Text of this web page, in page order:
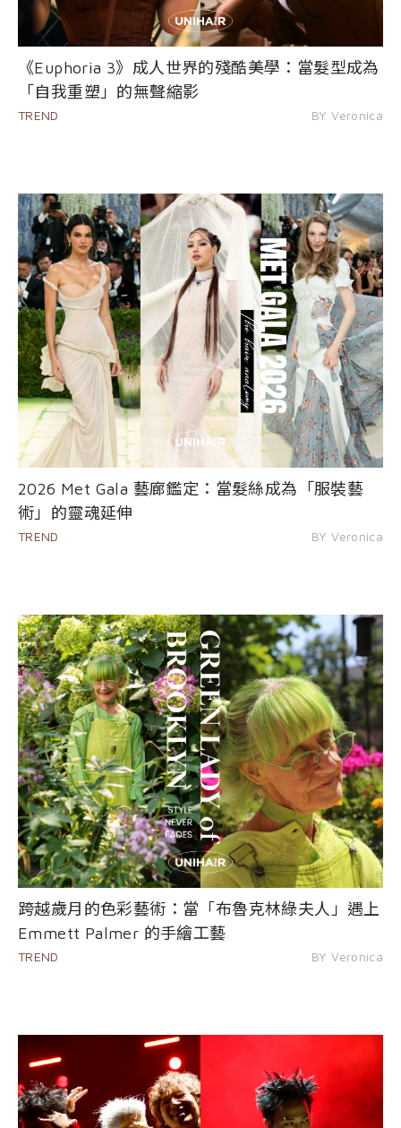
《Euphoria 3》成人世界的殘酷美學：當髮型成為
「自我重塑」的無聲縮影
TREND BY Veronica
2026 Met Gala 藝廊鑑定：當髮絲成為「服裝藝
術」的靈魂延伸
TREND BY Veronica
跨越歲月的色彩藝術：當「布魯克林綠夫人」遇上
Emmett Palmer 的手繪工藝
TREND BY Veronica